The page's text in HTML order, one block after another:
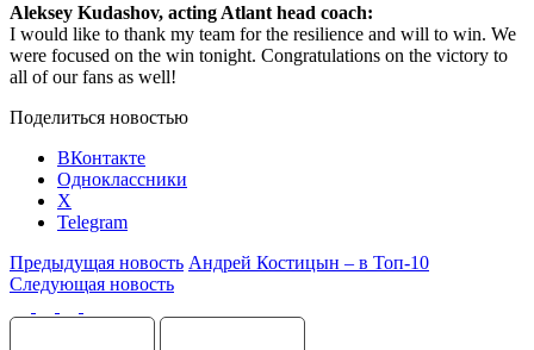
Aleksey Kudashov, acting Atlant head coach:
I would like to thank my team for the resilience and will to win. We
were focused on the win tonight. Congratulations on the victory to
all of our fans as well!
Поделиться новостью
ВКонтакте
Одноклассники
X
Telegram
Предыдущая новость Андрей Костицын – в Топ-10
Следующая новость